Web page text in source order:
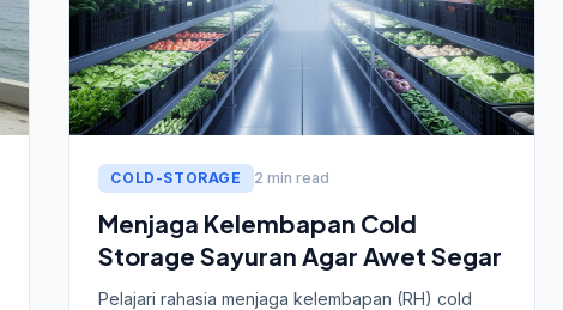
COLD-STORAGE 2 min read
Menjaga Kelembapan Cold
Storage Sayuran Agar Awet Segar
Pelajari rahasia menjaga kelembapan (RH) cold